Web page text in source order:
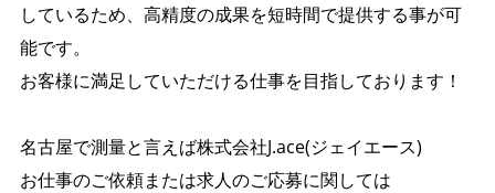
しているため、高精度の成果を短時間で提供する事が可
能です。
お客様に満足していただける仕事を目指しております！
名古屋で測量と言えば株式会社J.ace(ジェイエース)
お仕事のご依頼または求人のご応募に関しては